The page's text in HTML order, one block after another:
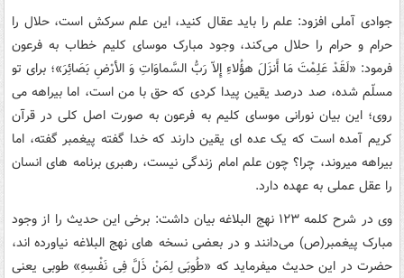
جوادی آملی افزود: علم را باید عقال کنید، این علم سرکش است، حلال را
حرام و حرام را حلال می‌کند، وجود مبارک موسای کلیم خطاب به فرعون
فرمود: «لَقَدْ عَلِمْتَ مَا أَنزَلَ هؤُلاءِ إِلاّ رَبُّ السَّماوَاتِ وَ الأرْضِ بَصَائِرَ»؛ برای تو
مسلّم شده، صد درصد یقین پیدا کردی که حق با من است، اما بیراهه می
روی؛ این بیان نورانی موسای کلیم به فرعون به صورت اصل کلی در قرآن
کریم آمده است که یک عده ای یقین دارند که خدا گفته پیغمبر گفته، اما
بیراهه میروند، چرا؟ چون علم امام زندگی نیست، رهبری برنامه های انسان
را عقل عملی به عهده دارد.
وی در شرح کلمه ۱۲۳ نهج البلاغه بیان داشت: برخی این حدیث را از وجود
مبارک پیغمبر(ص) می‌دانند و در بعضی نسخه های نهج البلاغه نیاورده اند،
حضرت در این حدیث میفرماید که «طُوبَی لِمَنْ ذَلَّ فِی نَفْسِهِ» طوبی یعنی